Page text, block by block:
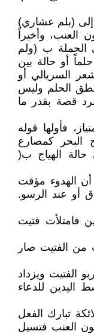
(بلم عشاري)
وأخيراً
الجملة ب (ولم
أو حالة بين
السريالي أو
الحلم وليس
قصة بقدر ما
فأولها قوله
البحر كمصارع
حالة الهياج ب(
الهدوء مؤقت
أو عند الرسو.
فامتلأت فتيت
من الفتيت صار
الفتيت ويزداد
اليدين للدعاء
تبارك الفعل
العنب فتسيل